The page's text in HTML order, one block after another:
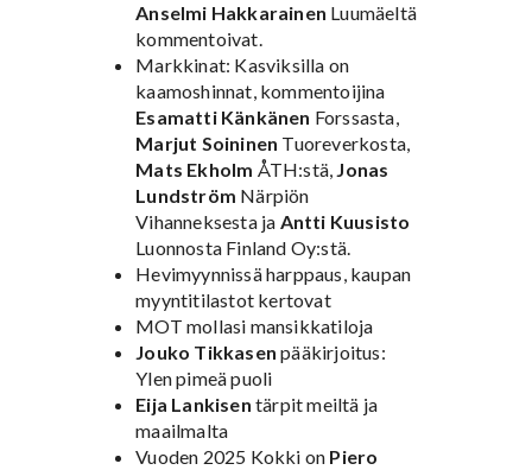
Anselmi Hakkarainen Luumäeltä
kommentoivat.
Markkinat: Kasviksilla on
kaamoshinnat, kommentoijina
Esamatti Känkänen Forssasta,
Marjut Soininen Tuoreverkosta,
Mats Ekholm ÅTH:stä, Jonas
Lundström Närpiön
Vihanneksesta ja Antti Kuusisto
Luonnosta Finland Oy:stä.
Hevimyynnissä harppaus, kaupan
myyntitilastot kertovat
MOT mollasi mansikkatiloja
Jouko Tikkasen pääkirjoitus:
Ylen pimeä puoli
Eija Lankisen tärpit meiltä ja
maailmalta
Vuoden 2025 Kokki on Piero